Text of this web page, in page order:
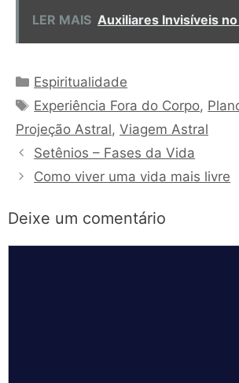
LER MAIS Auxiliares Invisíveis
Categorias
Espiritualidade
Tags
Experiência Fora do Corpo,
Projeção Astral, Viagem Astral
Setênios – Fases da Vida
Como viver uma vida mais livre
Deixe um comentário